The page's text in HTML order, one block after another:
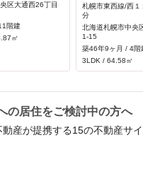
区大通西26丁目
階建
㎡
札幌市東西線/西１
分
北海道札幌市中央
1-15
築46年9ヶ月 / 4階
3LDK / 64.58㎡
の居住をご検討中の方へ
動産が提携する15の不動産サ